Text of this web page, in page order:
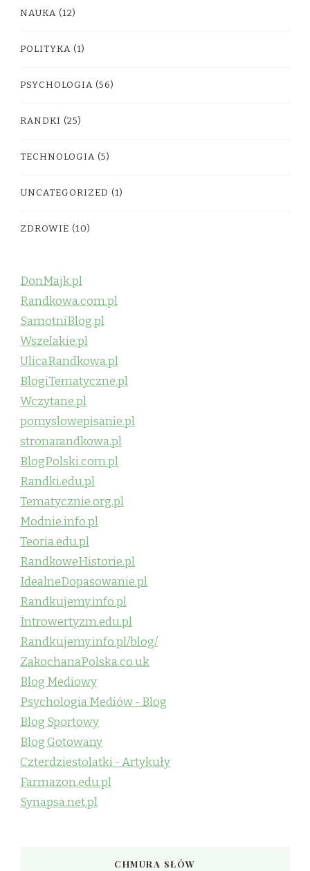
NAUKA (12)
POLITYKA (1)
PSYCHOLOGIA (56)
RANDKI (25)
TECHNOLOGIA (5)
UNCATEGORIZED (1)
ZDROWIE (10)
DonMajk.pl
Randkowa.com.pl
SamotniBlog.pl
Wszelakie.pl
UlicaRandkowa.pl
BlogiTematyczne.pl
Wczytane.pl
pomyslowepisanie.pl
stronarandkowa.pl
BlogPolski.com.pl
Randki.edu.pl
Tematycznie.org.pl
Modnie.info.pl
Teoria.edu.pl
RandkoweHistorie.pl
IdealneDopasowanie.pl
Randkujemy.info.pl
Introwertyzm.edu.pl
Randkujemy.info.pl/blog/
ZakochanaPolska.co.uk
Blog Mediowy
Psychologia Mediów - Blog
Blog Sportowy
Blog Gotowany
Czterdziestolatki - Artykuły
Farmazon.edu.pl
Synapsa.net.pl
CHMURA SŁÓW